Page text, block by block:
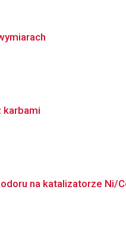
karbami
na katalizatorze Ni/